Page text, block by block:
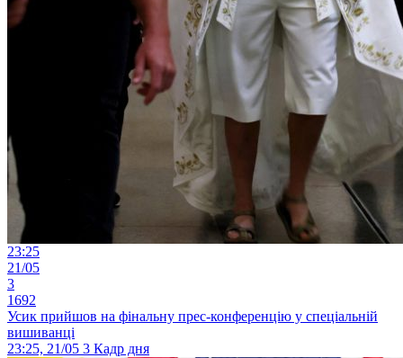
23:25
21/05
3
1692
Усик прийшов на фінальну прес-конференцію у спеціальній
вишиванці
23:25, 21/05 3 Кадр дня